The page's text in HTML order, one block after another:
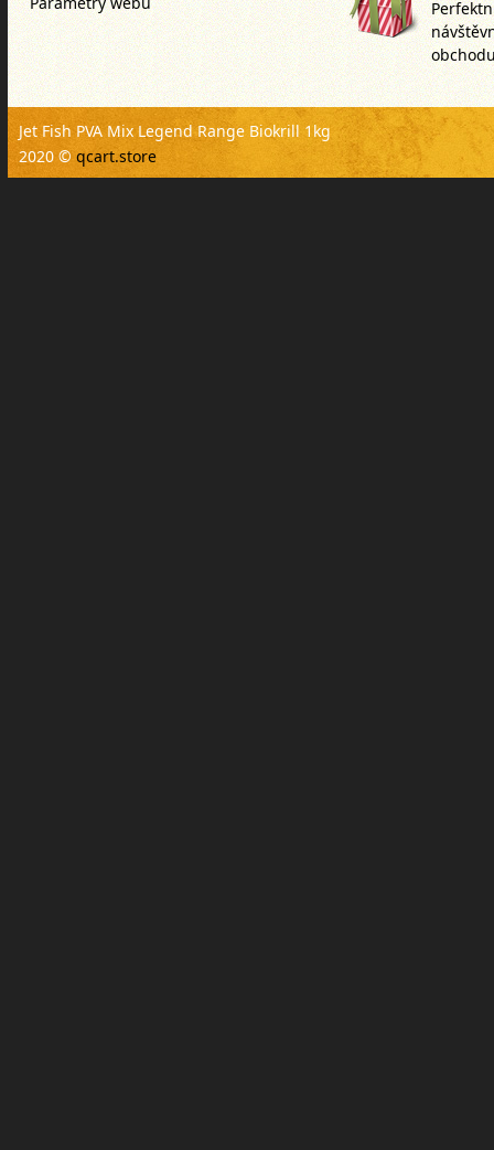
Jet Fish PVA Mix Legend Range Biokrill 1kg
2020 © qcart.store